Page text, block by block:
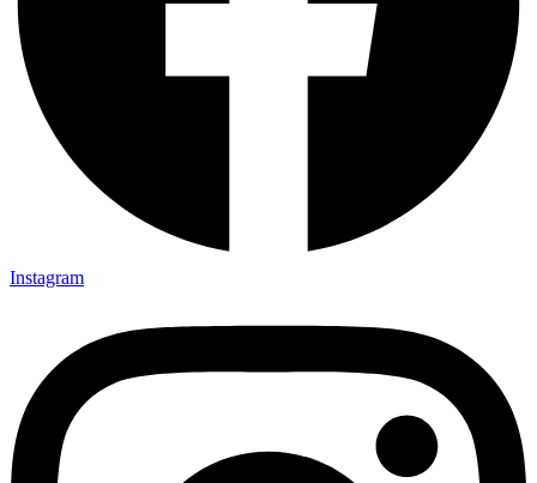
Instagram